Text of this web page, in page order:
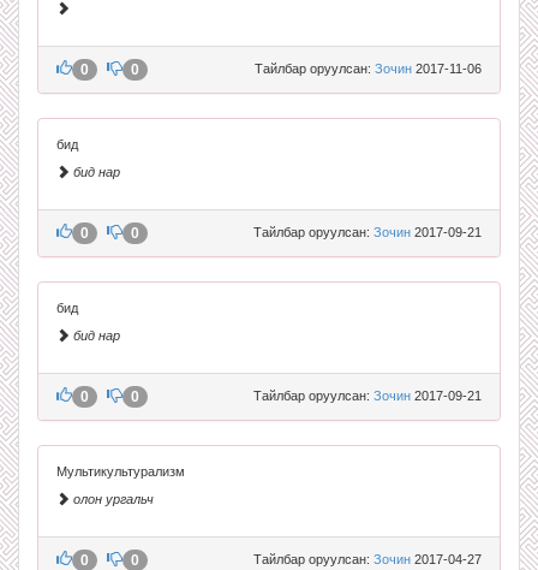
Тайлбар оруулсан: Зочин 2017-11-06
0 0
бид
бид нар
Тайлбар оруулсан: Зочин 2017-09-21
0 0
бид
бид нар
Тайлбар оруулсан: Зочин 2017-09-21
0 0
Мультикультурализм
олон ургальч
Тайлбар оруулсан: Зочин 2017-04-27
0 0